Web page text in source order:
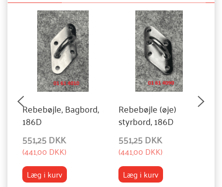
Rebebøjle, Bagbord,
186D
551,25 DKK
(441,00 DKK)
Læg i kurv
Rebebøjle (øje)
styrbord, 186D
551,25 DKK
(441,00 DKK)
Læg i kurv